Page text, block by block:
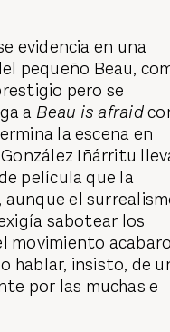
evidencia en una
pequeño Beau,
pero se
a Beau is afraid
la escena en
Iñárritu
película que la
aunque el
sabotear los
movimiento
hablar, insisto, de
por las muchas e